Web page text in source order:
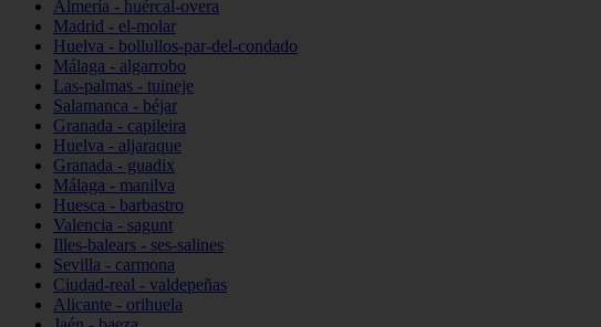
Almería - huércal-overa
Madrid - el-molar
Huelva - bollullos-par-del-condado
Málaga - algarrobo
Las-palmas - tuineje
Salamanca - béjar
Granada - capileira
Huelva - aljaraque
Granada - guadix
Málaga - manilva
Huesca - barbastro
Valencia - sagunt
Illes-balears - ses-salines
Sevilla - carmona
Ciudad-real - valdepeñas
Alicante - orihuela